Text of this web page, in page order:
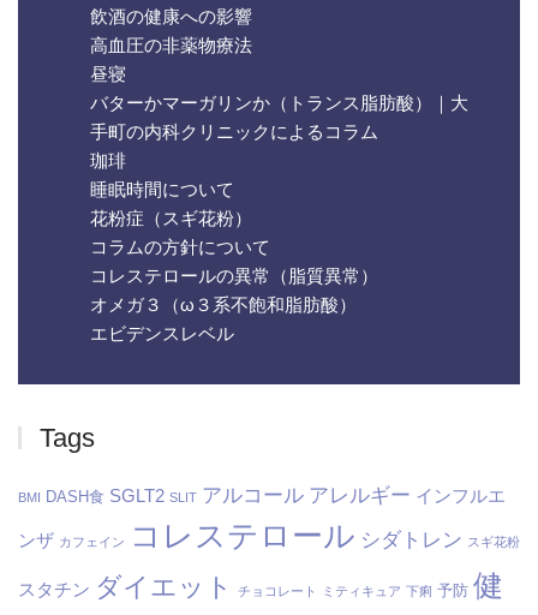
飲酒の健康への影響
高血圧の非薬物療法
昼寝
バターかマーガリンか（トランス脂肪酸）｜大
手町の内科クリニックによるコラム
珈琲
睡眠時間について
花粉症（スギ花粉）
コラムの方針について
コレステロールの異常（脂質異常）
オメガ３（ω３系不飽和脂肪酸）
エビデンスレベル
Tags
BMI DASH食 SGLT2 SLIT アルコール アレルギー インフルエ
ンザ カフェイン コレステロール シダトレン スギ花粉
スタチン ダイエット チョコレート ミティキュア 下痢 予防 健